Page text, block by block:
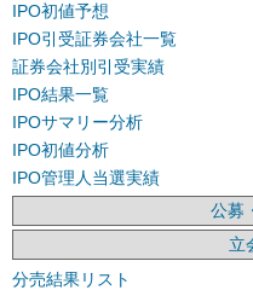
IPO初値予想
IPO引受証券会社一覧
証券会社別引受実績
IPO結果一覧
IPOサマリー分析
IPO初値分析
IPO管理人当選実績
公募
立
分売結果リスト